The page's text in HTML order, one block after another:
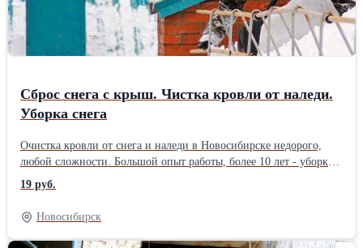
Сброс снега с крыш. Чистка кровли от наледи.
Уборка снега
Очистка кровли от снега и наледи в Новосибирске недорого,
любой сложности. Большой опыт работы, более 10 лет - уборка
снега и наледи с крыш зданий промышленными альпинистами,
сотни довольных клиентов. Комплексные услуги на полный
сброс снега с крыш и удаление сосулек и наледи с края кровли
административных зданий, коттеджей, многоквартирных домов.
Работа по договору с компаниями, допуски на высотные работы,
19 руб.
Новосибирск